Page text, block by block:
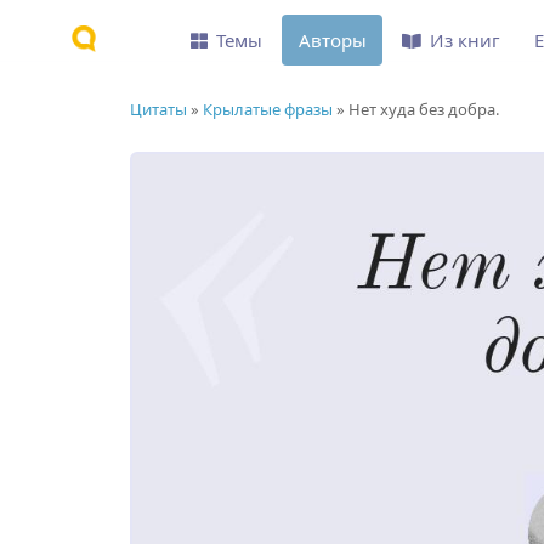
Цитаты » Крылатые фразы » Нет худа без добра.
Темы Авторы Из книг